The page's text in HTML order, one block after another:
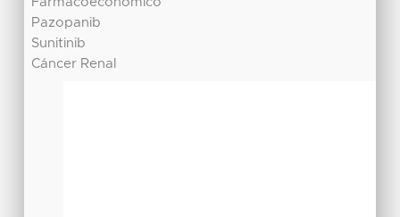
Pazopanib
Sunitinib
Cáncer Renal